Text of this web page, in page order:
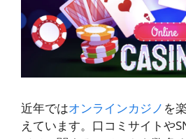
近年ではオンラインカジノ を
えています。口コミサイトや